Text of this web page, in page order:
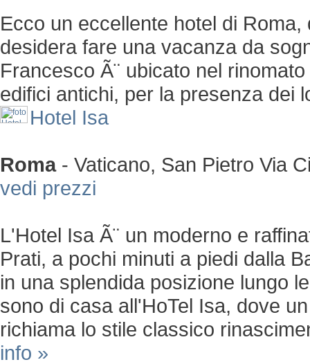
Ecco un eccellente hotel di
desidera fare una vacanza da
Francesco Ã¨ ubicato nel
edifici antichi, per la presenza dei
Hotel Isa
Roma- Vaticano, San Pietro Via
vedi prezzi
L'Hotel Isa Ã¨ un moderno e
Prati, a pochi minuti a piedi dalla
in una splendida posizione lungo
sono di casa all'HoTel Isa, dove
richiama lo stile classico
info »